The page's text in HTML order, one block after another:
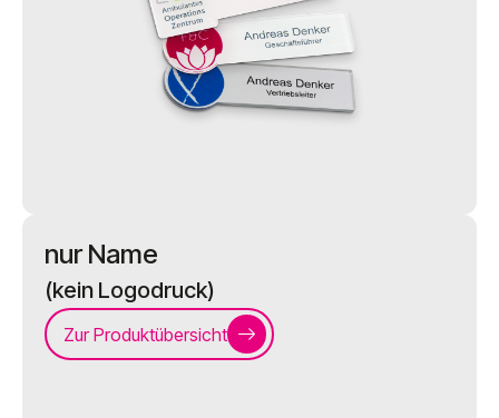
nur Name
(kein Logodruck)
Zur Produktübersicht